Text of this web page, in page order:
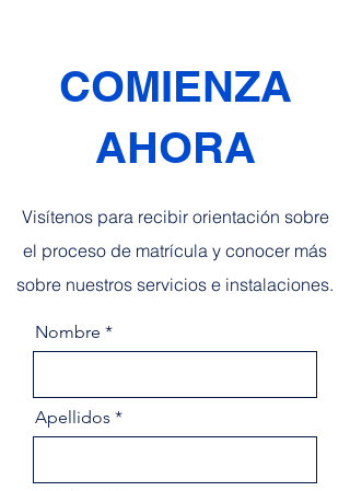
COMIENZA
AHORA
Visítenos para recibir orientación sobre
el proceso de matrícula y conocer más
sobre nuestros servicios e instalaciones.
Nombre
Apellidos